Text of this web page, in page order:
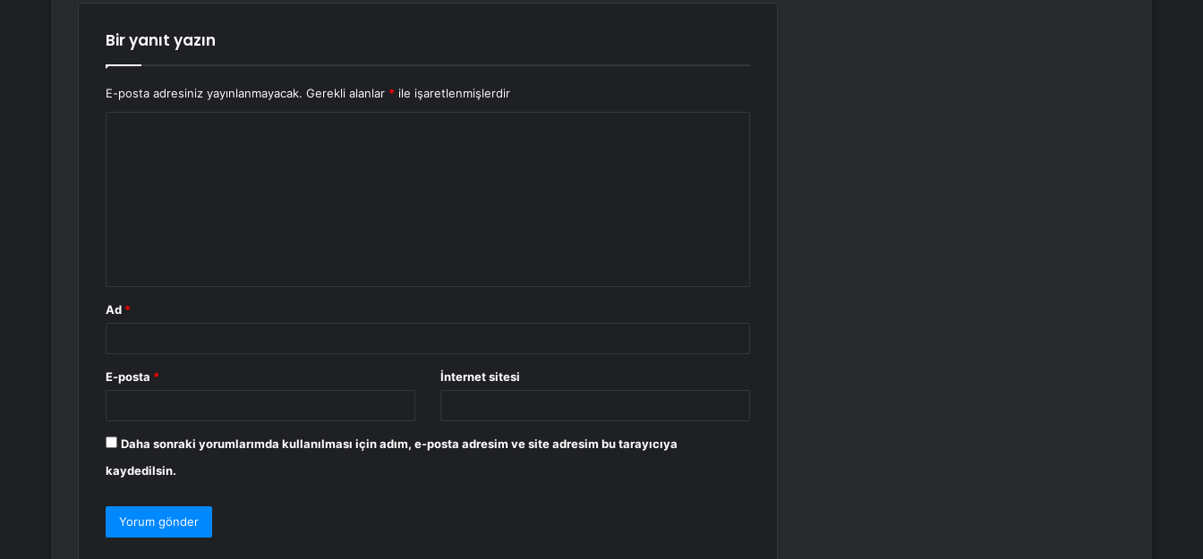
Bir yanıt yazın
E-posta adresiniz yayınlanmayacak. Gerekli alanlar * ile işaretlenmişlerdir
Ad *
E-posta * İnternet sitesi
Daha sonraki yorumlarımda kullanılması için adım, e-posta adresim ve site adresim bu tarayıcıya
kaydedilsin.